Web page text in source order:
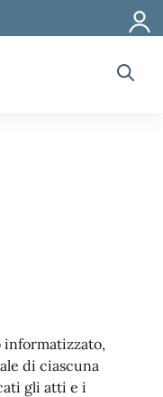
informatizzato,
di ciascuna
gli atti e i